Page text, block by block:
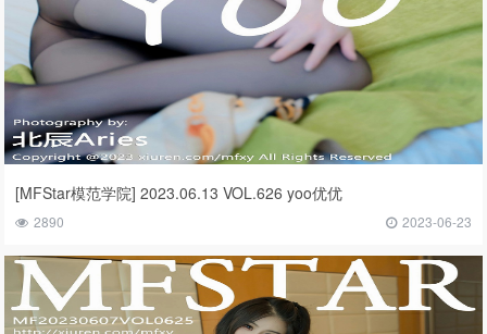
[MFStar模范学院] 2023.06.13 VOL.626 yoo优优
2890 2023-06-23